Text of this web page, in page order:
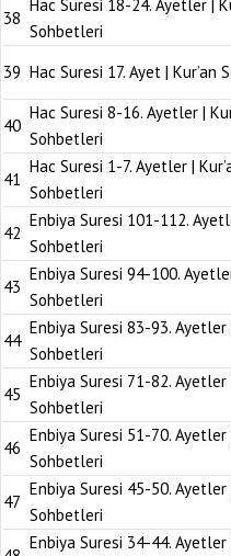
38
Hac Suresi 18-24. Ayetler |
Sohbetleri
39 Hac Suresi 17. Ayet | Kur’an
40
Hac Suresi 8-16. Ayetler |
Sohbetleri
41
Hac Suresi 1-7. Ayetler |
Sohbetleri
42
Enbiya Suresi 101-112.
Sohbetleri
43
Enbiya Suresi 94-100.
Sohbetleri
44
Enbiya Suresi 83-93. Ayetler
Sohbetleri
45
Enbiya Suresi 71-82. Ayetler
Sohbetleri
46
Enbiya Suresi 51-70. Ayetler
Sohbetleri
47
Enbiya Suresi 45-50. Ayetler
Sohbetleri
Enbiya Suresi 34-44. Ayetler